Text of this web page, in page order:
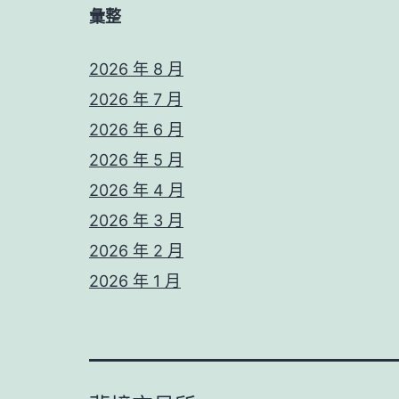
彙整
2026 年 8 月
2026 年 7 月
2026 年 6 月
2026 年 5 月
2026 年 4 月
2026 年 3 月
2026 年 2 月
2026 年 1 月